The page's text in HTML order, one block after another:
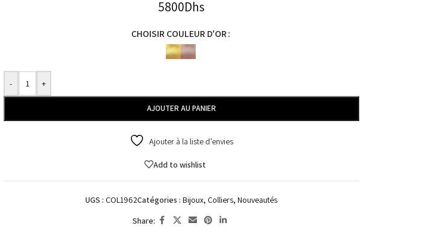
5800Dhs
CHOISIR COULEUR D'OR
- +
AJOUTER AU PANIER
Ajouter à la liste d’envies
Add to wishlist
UGS : COL1962Catégories : Bijoux, Colliers, Nouveautés
Share: